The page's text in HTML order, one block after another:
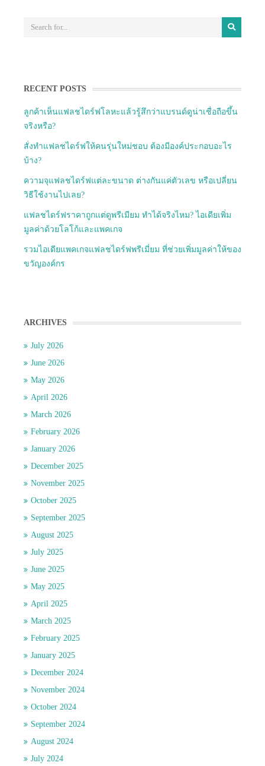
RECENT POSTS
ลูกค้าเห็นแฟลชไดร์ฟโลหะแล้วรู้สึกว่าแบรนด์ดูน่าเชื่อถือขึ้น
จริงหรือ?
สั่งทำแฟลชไดร์ฟให้คนรุ่นใหม่ชอบ ต้องมีองค์ประกอบอะไร
บ้าง?
ความจุแฟลชไดร์ฟแต่ละขนาด ต่างกันแค่ตัวเลข หรือเปลี่ยน
วิธีใช้งานไปเลย?
แฟลชไดร์ฟราคาถูกแต่ดูพรีเมียม ทำได้จริงไหม? ไอเดียเพิ่ม
มูลค่าด้วยโลโก้และแพคเกจ
รวมไอเดียแพคเกจแฟลชไดร์ฟพรีเมี่ยม ที่ช่วยเพิ่มมูลค่าให้ของ
ขวัญองค์กร
ARCHIVES
July 2026
June 2026
May 2026
April 2026
March 2026
February 2026
January 2026
December 2025
November 2025
October 2025
September 2025
August 2025
July 2025
June 2025
May 2025
April 2025
March 2025
February 2025
January 2025
December 2024
November 2024
October 2024
September 2024
August 2024
July 2024